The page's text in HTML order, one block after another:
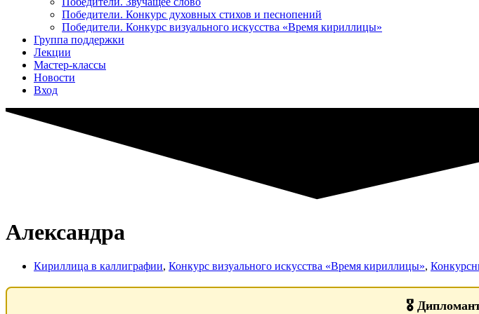
Победители. Конкурс духовных стихов и песнопений
Победители. Конкурс визуального искусства «Время кириллицы»
Группа поддержки
Лекции
Мастер-классы
Новости
Вход
Александра
Кириллица в каллиграфии, Конкурс визуального искусства «Время кириллицы»,
🎖️